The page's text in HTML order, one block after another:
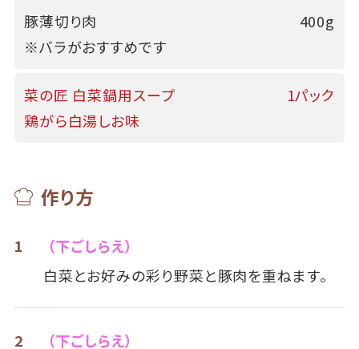
豚薄切り肉
※バラがおすすめです
400g
菜の匠 白菜鍋用スープ
鶏がら白湯しお味
1パック
作り方
1
（下ごしらえ）
白菜とお好みの彩り野菜と豚肉を重ねます。
2
（下ごしらえ）